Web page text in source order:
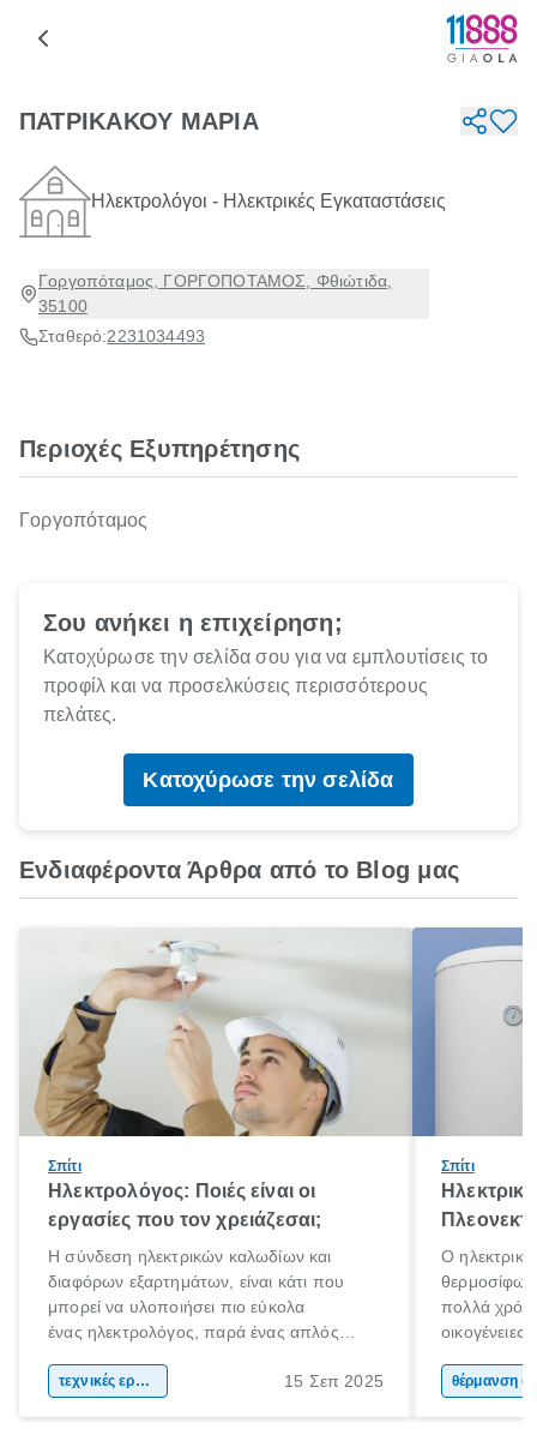
ΠΑΤΡΙΚΑΚΟΥ ΜΑΡΙΑ
Ηλεκτρολόγοι - Ηλεκτρικές Εγκαταστάσεις
Γοργοπόταμος, ΓΟΡΓΟΠΟΤΑΜΟΣ, Φθιώτιδα,
35100
Σταθερό:2231034493
Περιοχές Εξυπηρέτησης
Γοργοπόταμος
Σου ανήκει η επιχείρηση;
Κατοχύρωσε την σελίδα σου για να εμπλουτίσεις το
προφίλ και να προσελκύσεις περισσότερους
πελάτες.
Κατοχύρωσε την σελίδα
Ενδιαφέροντα Άρθρα από το Blog μας
Σπίτι
Ηλεκτρολόγος: Ποιές είναι οι
εργασίες που τον χρειάζεσαι;
Η σύνδεση ηλεκτρικών καλωδίων και
διαφόρων εξαρτημάτων, είναι κάτι που
μπορεί να υλοποιήσει πιο εύκολα
ένας ηλεκτρολόγος, παρά ένας απλός
περίπλοκα και επικίνδυνα. Αν έχεις στο νου
τεχνικές εργασίες 15 Σεπ 2025
Σπίτι
Ο
πολλά
θέρμανσης